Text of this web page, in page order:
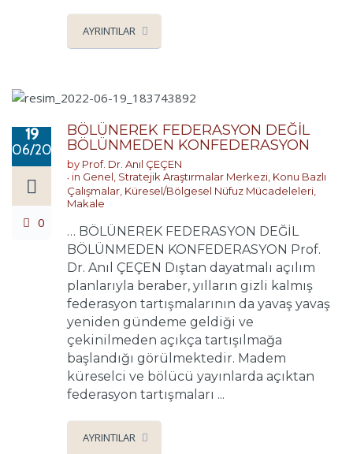
AYRINTILAR
19
06/2022
0
BÖLÜNEREK FEDERASYON DEĞİL
BÖLÜNMEDEN KONFEDERASYON
by Prof. Dr. Anıl ÇEÇEN
in Genel, Stratejik Araştırmalar Merkezi, Konu Bazlı
Çalışmalar, Küresel/Bölgesel Nüfuz Mücadeleleri,
Makale
… BÖLÜNEREK FEDERASYON DEĞİL
BÖLÜNMEDEN KONFEDERASYON Prof.
Dr. Anıl ÇEÇEN Dıştan dayatmalı açılım
planlarıyla beraber, yılların gizli kalmış
federasyon tartışmalarının da yavaş yavaş
yeniden gündeme geldiği ve
çekinilmeden açıkça tartışılmağa
başlandığı görülmektedir. Madem
küreselci ve bölücü yayınlarda açıktan
federasyon tartışmaları ...
AYRINTILAR